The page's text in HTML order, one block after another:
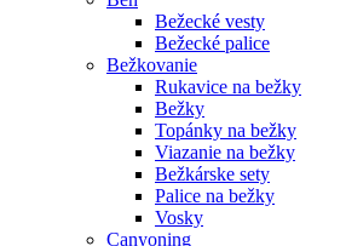
Bežecké vesty
Bežecké palice
Bežkovanie
Rukavice na bežky
Bežky
Topánky na bežky
Viazanie na bežky
Bežkárske sety
Palice na bežky
Vosky
Canyoning